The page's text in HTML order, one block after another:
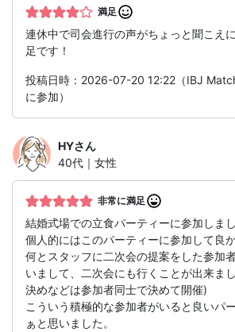
満足
連休中で司会進行の声がちょっと聞こえ
足です！
投稿日時：2026-07-20 12:22（IBJ
に参加）
HYさん
40代｜女性
非常に満足
結婚式場での立食パーティーに参加しま
個人的にはこのパーティーに参加して良
何とスタッフに二次会の提案をした参加
いまして、二次会にも行くことが出来ま
決めなどは参加者同士で決めて開催)
こういう積極的な参加者がいると良いパ
ぁと思いました。